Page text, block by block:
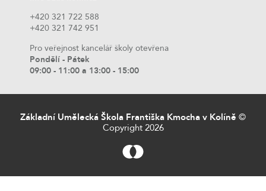
+420 321 722 588
+420 321 742 951
Pro veřejnost kancelář školy otevřena
Pondělí - Pátek
09:00 - 11:00 a 13:00 - 15:00
Základní Umělecká Škola Františka Kmocha v Kolíně ©
Copyright 2026